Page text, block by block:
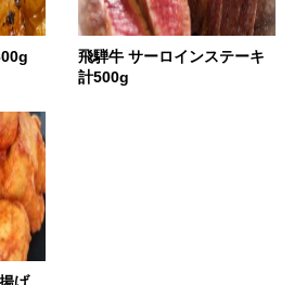
飛騨牛 サーロインステーキ
計500g
げ